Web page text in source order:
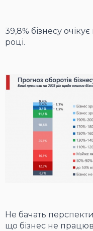
39,8% бізнесу
році.
Не бачать
що бізнес не